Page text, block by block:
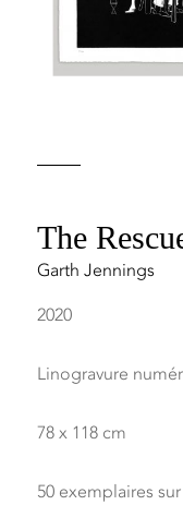
The
Garth Jennings
2020
Linogravure
78 x 118 cm
50 exemplaires